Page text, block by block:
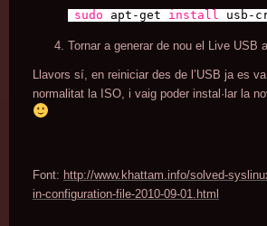
sudo
apt-get install usb-
Tornar a generar de nou el Live USB
Llavors sí, en reiniciar des de l’USB ja es
normalitat la ISO, i vaig poder instal·lar la
Font: http://www.khattam.info/solved-
in-configuration-file-2010-09-01.html